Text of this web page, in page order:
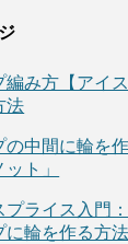
編み方【アイ
法
の中間に輪を
ト」
プライス入門
に輪を作る方法